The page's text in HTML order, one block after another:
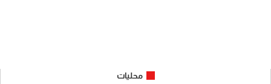
محليات